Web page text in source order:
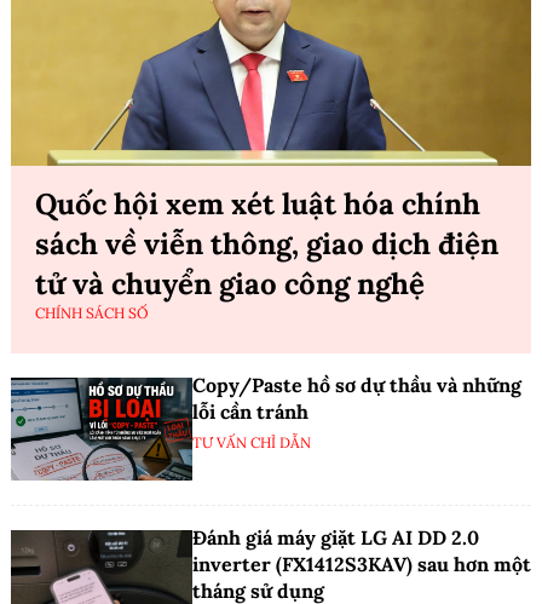
Quốc hội xem xét luật hóa chính
sách về viễn thông, giao dịch điện
tử và chuyển giao công nghệ
CHÍNH SÁCH SỐ
Copy/Paste hồ sơ dự thầu và những
lỗi cần tránh
TƯ VẤN CHỈ DẪN
Đánh giá máy giặt LG AI DD 2.0
inverter (FX1412S3KAV) sau hơn một
tháng sử dụng